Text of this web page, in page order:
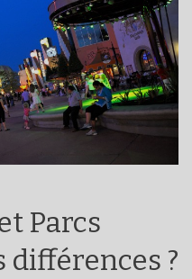
Parcs
différences ?